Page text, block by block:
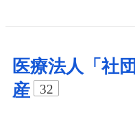
医療法人「社
産
32